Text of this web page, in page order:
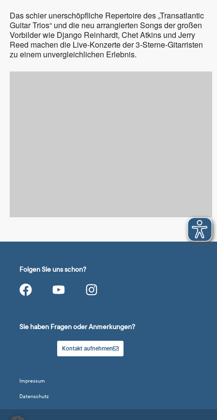
Das schier unerschöpfliche Repertoire des „Transatlantic
Guitar Trios“ und die neu arrangierten Songs der großen
Vorbilder wie Django Reinhardt, Chet Atkins und Jerry
Reed machen die Live-Konzerte der 3-Sterne-Gitarristen
zu einem unvergleichlichen Erlebnis.
Folgen Sie uns schon?
Sie haben Fragen oder Anmerkungen?
Kontakt aufnehmen
Impressum
Datenschutz